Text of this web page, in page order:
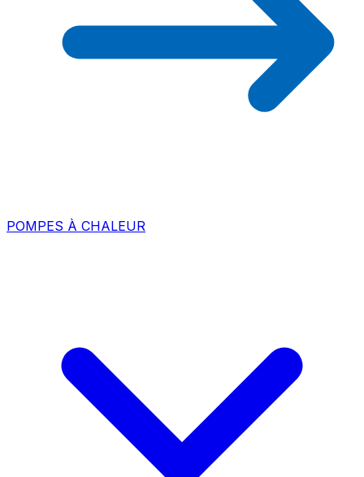
POMPES À CHALEUR